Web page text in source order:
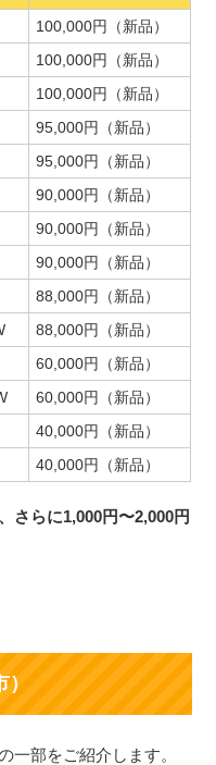
100,000円（新品）
100,000円（新品）
100,000円（新品）
95,000円（新品）
95,000円（新品）
90,000円（新品）
90,000円（新品）
90,000円（新品）
88,000円（新品）
88,000円（新品）
60,000円（新品）
60,000円（新品）
40,000円（新品）
40,000円（新品）
さらに1,000円〜2,000円
一部をご紹介します。